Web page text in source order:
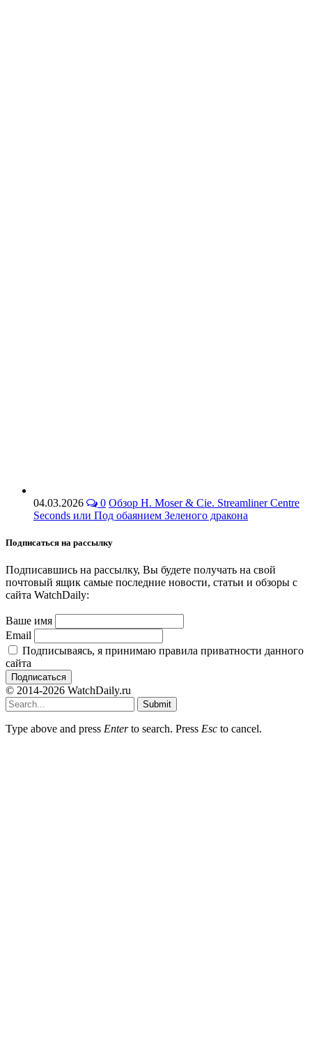
04.03.2026 0 Обзор H. Moser & Cie. Streamliner Centre
Seconds или Под обаянием Зеленого дракона
Подписаться на рассылку
Подписавшись на рассылку, Вы будете получать на свой
почтовый ящик самые последние новости, статьи и обзоры с
сайта WatchDaily:
Ваше имя
Email
Подписываясь, я принимаю правила приватности данного
сайта
© 2014-2026 WatchDaily.ru
Submit
Type above and press Enterto search. Press Esc to cancel.